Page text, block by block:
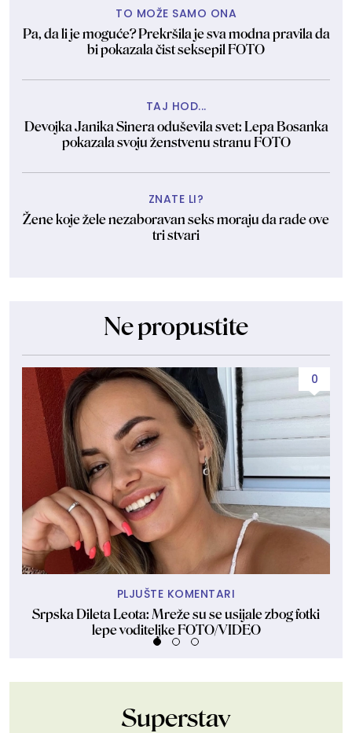
TO MOŽE SAMO ONA
Pa, da li je moguće? Prekršila je sva modna pravila da
bi pokazala čist seksepil FOTO
TAJ HOD...
Devojka Janika Sinera oduševila svet: Lepa Bosanka
pokazala svoju ženstvenu stranu FOTO
ZNATE LI?
Žene koje žele nezaboravan seks moraju da rade ove
tri stvari
Ne propustite
0
PLJUŠTE KOMENTARI
Srpska Dileta Leota: Mreže su se usijale zbog fotki
lepe voditeljke FOTO/VIDEO
Superstav